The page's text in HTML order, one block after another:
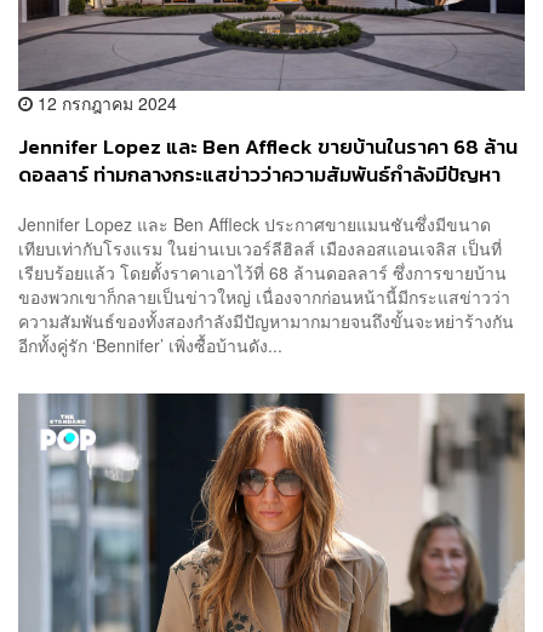
12 กรกฎาคม 2024
Jennifer Lopez และ Ben Affleck ขายบ้านในราคา 68 ล้าน
ดอลลาร์ ท่ามกลางกระแสข่าวว่าความสัมพันธ์กำลังมีปัญหา
Jennifer Lopez และ Ben Affleck ประกาศขายแมนชันซึ่งมีขนาด
เทียบเท่ากับโรงแรม ในย่านเบเวอร์ลีฮิลส์ เมืองลอสแอนเจลิส เป็นที่
เรียบร้อยแล้ว โดยตั้งราคาเอาไว้ที่ 68 ล้านดอลลาร์ ซึ่งการขายบ้าน
ของพวกเขาก็กลายเป็นข่าวใหญ่ เนื่องจากก่อนหน้านี้มีกระแสข่าวว่า
ความสัมพันธ์ของทั้งสองกำลังมีปัญหามากมายจนถึงขั้นจะหย่าร้างกัน
อีกทั้งคู่รัก ‘Bennifer’ เพิ่งซื้อบ้านดัง...